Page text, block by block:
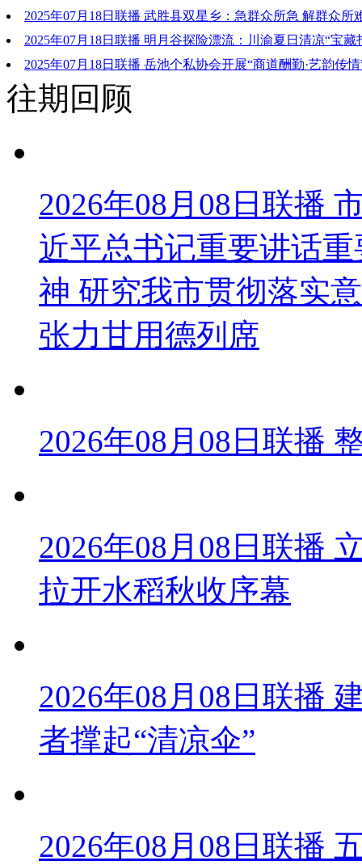
2025年07月18日联播 武胜县双星乡：急群众所急 解群众所
2025年07月18日联播 明月谷探险漂流：川渝夏日清凉“宝藏
2025年07月18日联播 岳池个私协会开展“商道酬勤·艺韵传
活动
往期回顾
2026年08月08日联播
近平总书记重要讲话
神 研究我市贯彻落实
张力甘用德列席
2026年08月08日联播
2026年08月08日联播
拉开水稻秋收序幕
2026年08月08日联播
者撑起“清凉伞”
2026年08月08日联播